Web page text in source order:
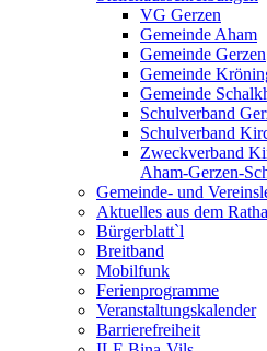
VG Gerzen
Gemeinde Aham
Gemeinde Gerzen
Gemeinde
Gemeinde
Schulverband
Schulverband
Zweckverband
Aham-Gerzen-
Gemeinde- und
Aktuelles aus dem
Bürgerblatt`l
Breitband
Mobilfunk
Ferienprogramme
Veranstaltungskalender
Barrierefreiheit